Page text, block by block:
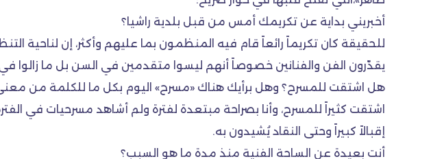
أخبريني بداية عن تكريمك أمس من قبل بلدية راشيا؟
للحقيقة كان تكريماً رائعاً قام فيه المنظمون بما عليهم وأكثر، إن لناحية
يقدّرون الفن والفنانين خصوصاً أنهم ليسوا متقدمين في السن بل ما زالوا
هل اشتقت للمسرح؟ وهل برأيك هناك «مسرح» اليوم بكل ما للكلمة من
اشتقت كثيراً للمسرح، وأنا بصراحة مبتعدة لفترة ولم أشاهد مسرحيات في
إقبالاً كبيراً وحتى النقاد يُشيدون به.
أنت بعيدة عن الساحة الفنية منذ مدة ما هو السبب؟